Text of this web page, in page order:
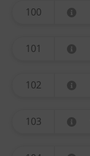
100
101
102
103